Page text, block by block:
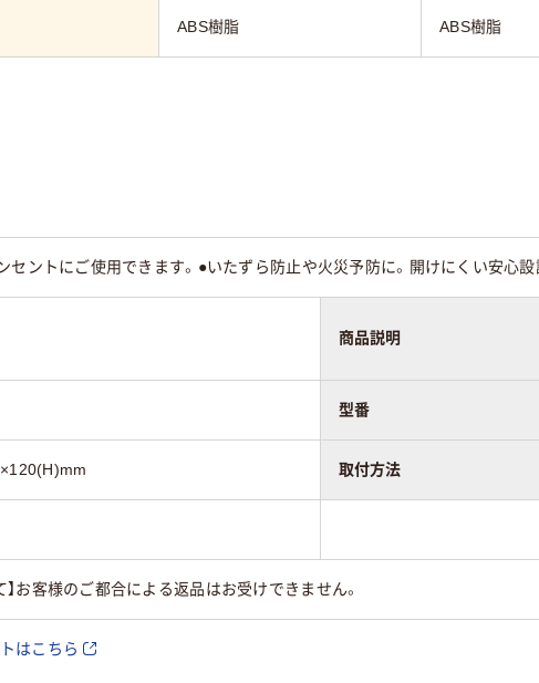
ABS樹脂 ABS樹脂
セントにご使用できます。●いたずら防止や火災予防に。開けにくい安心設
商品説明
型番
取付方法
】お客様のご都合による返品はお受けできません。
はこちら